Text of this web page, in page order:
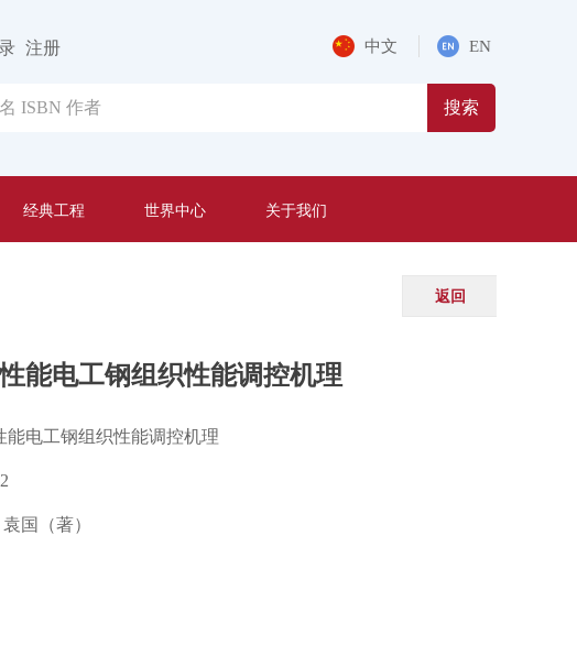
搜索
中文 EN
注册
经典工程 世界中心 关于我们
能电工钢组织性能调控机理
电工钢组织性能调控机理
国（著）
返回